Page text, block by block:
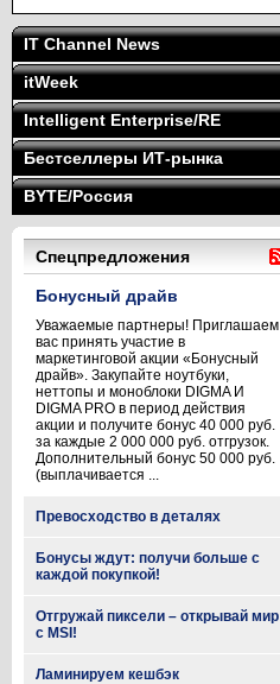
IT Channel News
itWeek
Intelligent Enterprise/RE
Бестселлеры ИТ-рынка
BYTE/Россия
Спецпредложения
Бонусный драйв
Уважаемые партнеры! Приглашаем
вас принять участие в
маркетинговой акции «Бонусный
драйв». Закупайте ноутбуки,
неттопы и моноблоки DIGMA И
DIGMA PRO в период действия
акции и получите бонус 40 000 руб.
за каждые 2 000 000 руб. отгрузок.
Дополнительный бонус 50 000 руб.
(выплачивается ...
Превосходство в деталях
Бонусы ждут: получи больше с
каждой покупкой!
Отгружай пиксели – открывай мир
с MSI!
Ламинируем кешбэк